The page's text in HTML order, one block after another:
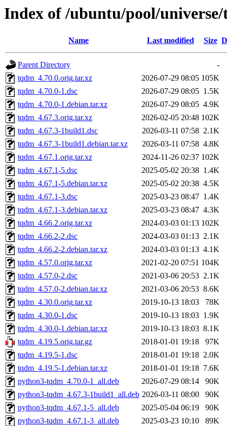
Index of /ubuntu/pool/
Name Last modified Size
Parent Directory
-
tqdm_4.70.0.orig.tar.xz
2026-07-29 08:05 105K
tqdm_4.70.0-1.dsc
2026-07-29 08:05 1.5K
tqdm_4.70.0-1.debian.tar.xz
2026-07-29 08:05 4.9K
tqdm_4.67.3.orig.tar.xz
2026-02-05 20:48 102K
tqdm_4.67.3-1build1.dsc
2026-03-11 07:58 2.1K
tqdm_4.67.3-1build1.debian.tar.xz
2026-03-11 07:58 4.8K
tqdm_4.67.1.orig.tar.xz
2024-11-26 02:37 102K
tqdm_4.67.1-5.dsc
2025-05-02 20:38 1.4K
tqdm_4.67.1-5.debian.tar.xz
2025-05-02 20:38 4.5K
tqdm_4.67.1-3.dsc
2025-03-23 08:47 1.4K
tqdm_4.67.1-3.debian.tar.xz
2025-03-23 08:47 4.3K
tqdm_4.66.2.orig.tar.xz
2024-03-03 01:13 102K
tqdm_4.66.2-2.dsc
2024-03-03 01:13 2.1K
tqdm_4.66.2-2.debian.tar.xz
2024-03-03 01:13 4.1K
tqdm_4.57.0.orig.tar.xz
2021-02-20 07:51 104K
tqdm_4.57.0-2.dsc
2021-03-06 20:53 2.1K
tqdm_4.57.0-2.debian.tar.xz
2021-03-06 20:53 8.6K
tqdm_4.30.0.orig.tar.xz
2019-10-13 18:03
78K
tqdm_4.30.0-1.dsc
2019-10-13 18:03 1.9K
tqdm_4.30.0-1.debian.tar.xz
2019-10-13 18:03 8.1K
tqdm_4.19.5.orig.tar.gz
2018-01-01 19:18
97K
tqdm_4.19.5-1.dsc
2018-01-01 19:18 2.0K
tqdm_4.19.5-1.debian.tar.xz
2018-01-01 19:18 7.6K
python3-tqdm_4.70.0-1_all.deb
2026-07-29 08:14
90K
python3-tqdm_4.67.3-1build1_all.deb 2026-03-11 08:00
90K
python3-tqdm_4.67.1-5_all.deb
2025-05-04 06:19
90K
python3-tqdm_4.67.1-3_all.deb
2025-03-23 10:10
89K